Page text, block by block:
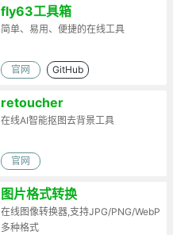
fly63工具箱
简单、易用、便捷的在线工具
官网 GitHub
retoucher
在线AI智能抠图去背景工具
官网
图片格式转换
在线图像转换器,支持JPG/PNG/WebP
多种格式